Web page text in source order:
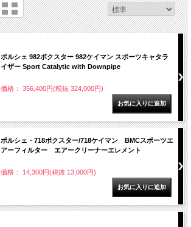
ポルシェ 982ボクスター 982ケイマン スポーツキャタラ
イザー Sport Catalytic with Downpipe
価格： 356,400円(税抜 324,000円)
ポルシェ・718ボクスター/718ケイマン BMCスポーツエ
アーフィルター エアークリーナーエレメント
価格： 14,300円(税抜 13,000円)